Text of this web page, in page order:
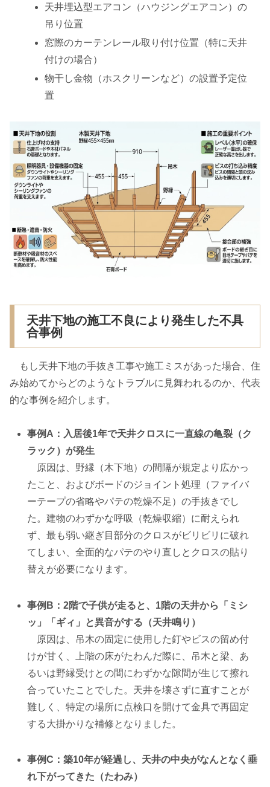
天井埋込型エアコン（ハウジングエアコン）の
吊り位置
窓際のカーテンレール取り付け位置（特に天井
付けの場合）
物干し金物（ホスクリーンなど）の設置予定位
置
天井下地の施工不良により発生した不具
合事例
もし天井下地の手抜き工事や施工ミスがあった場合、住
み始めてからどのようなトラブルに見舞われるのか、代表
的な事例を紹介します。
事例A：入居後1年で天井クロスに一直線の亀裂（ク
ラック）が発生
原因は、野縁（木下地）の間隔が規定より広かっ
たこと、およびボードのジョイント処理（ファイバ
ーテープの省略やパテの乾燥不足）の手抜きでし
た。建物のわずかな呼吸（乾燥収縮）に耐えられ
ず、最も弱い継ぎ目部分のクロスがビリビリに破れ
てしまい、全面的なパテのやり直しとクロスの貼り
替えが必要になります。
事例B：2階で子供が走ると、1階の天井から「ミシ
ッ」「ギィ」と異音がする（天井鳴り）
原因は、吊木の固定に使用した釘やビスの留め付
けが甘く、上階の床がたわんだ際に、吊木と梁、あ
るいは野縁受けとの間にわずかな隙間が生じて擦れ
合っていたことでした。天井を壊さずに直すことが
難しく、特定の場所に点検口を開けて金具で再固定
する大掛かりな補修となりました。
事例C：築10年が経過し、天井の中央がなんとなく垂
れ下がってきた（たわみ）